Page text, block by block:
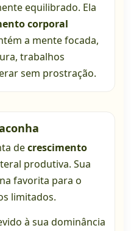
equilibrado. Ela
corporal
a mente focada,
trabalhos
sem prostração.
decrescimento
produtiva. Sua
favorita para o
limitados.
à sua dominância